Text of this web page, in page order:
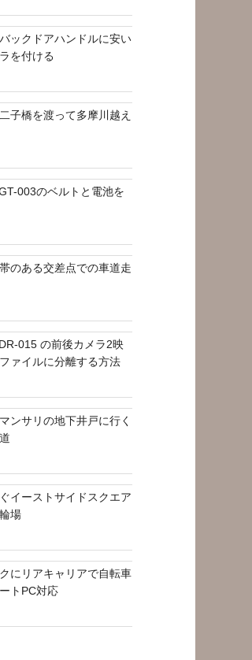
ックドアハンドルに安い
を付ける
子橋を渡って多摩川越え
003のベルトと電池を
のある交差点での車道走
015 の前後カメラ2映
ァイルに分離する方法
ンサリの地下井戸に行く
イーストサイドスクエア
場
にリアキャリアで自転車
トPC対応